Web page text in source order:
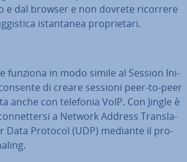
e dal browser e non dovrete ricorrere
istan­ta­nea pro­prie­ta­ri.
funziona in modo simile al Session Ini­
di creare sessioni peer-to-peer
anche con telefonia VoIP. Con Jingle è
a Network Address Trans­la­
Data Protocol (UDP) mediante il pro­